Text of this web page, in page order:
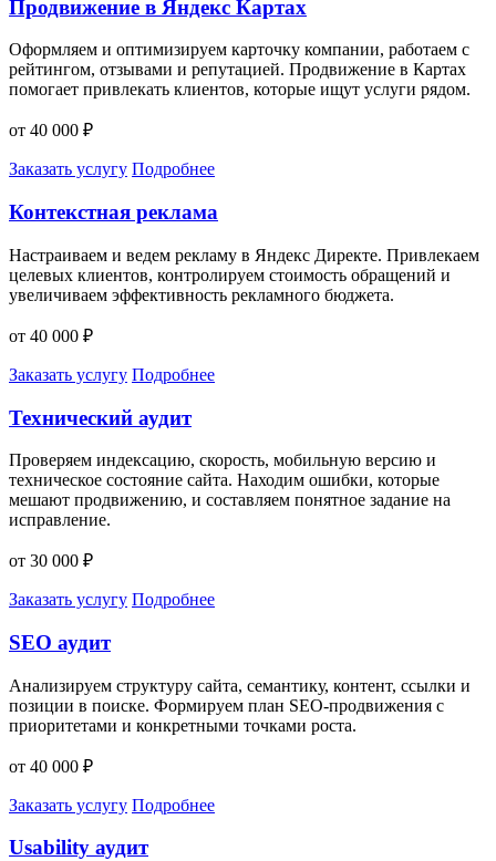
Продвижение в Яндекс Картах
Оформляем и оптимизируем карточку компании, работаем с
рейтингом, отзывами и репутацией. Продвижение в Картах
помогает привлекать клиентов, которые ищут услуги рядом.
от 40 000 ₽
Заказать услугу Подробнее
Контекстная реклама
Настраиваем и ведем рекламу в Яндекс Директе. Привлекаем
целевых клиентов, контролируем стоимость обращений и
увеличиваем эффективность рекламного бюджета.
от 40 000 ₽
Заказать услугу Подробнее
Технический аудит
Проверяем индексацию, скорость, мобильную версию и
техническое состояние сайта. Находим ошибки, которые
мешают продвижению, и составляем понятное задание на
исправление.
от 30 000 ₽
Заказать услугу Подробнее
SEO аудит
Анализируем структуру сайта, семантику, контент, ссылки и
позиции в поиске. Формируем план SEO-продвижения с
приоритетами и конкретными точками роста.
от 40 000 ₽
Заказать услугу Подробнее
Usability аудит